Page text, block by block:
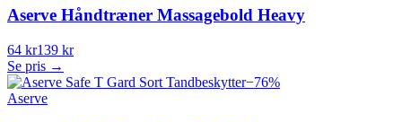
Aserve Håndtræner Massagebold Heavy
64 kr139 kr
Se pris →
−76%
Aserve